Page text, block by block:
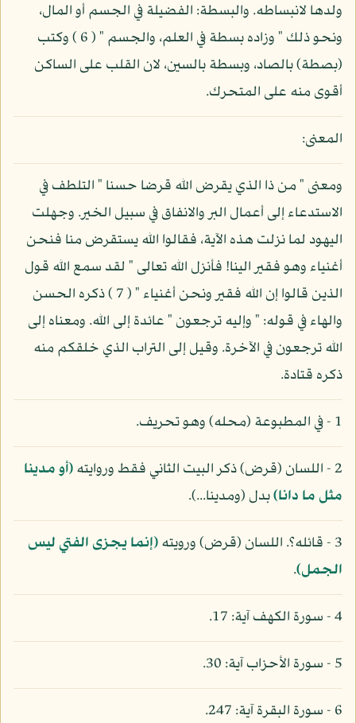
ولدها لانبساطه. والبسطة: الفضيلة في الجسم أو المال،
ونحو ذلك " وزاده بسطة في العلم، والجسم " ( 6 ) وكتب
(بصطة) بالصاد، وبسطة بالسين، لان القلب على الساكن
أقوى منه على المتحرك.
المعنى:
ومعنى " من ذا الذي يقرض الله قرضا حسنا " التلطف في
الاستدعاء إلى أعمال البر والانفاق في سبيل الخير. وجهلت
اليهود لما نزلت هذه الآية، فقالوا الله يستقرض منا فنحن
أغنياء وهو فقير الينا! فأنزل الله تعالى " لقد سمع الله قول
الذين قالوا إن الله فقير ونحن أغنياء " ( 7 ) ذكره الحسن
والهاء في قوله: " وإليه ترجعون " عائدة إلى الله. ومعناه إلى
الله ترجعون في الآخرة. وقيل إلى التراب الذي خلقكم منه
ذكره قتادة.
1 - في المطبوعة (محله) وهو تحريف.
2 - اللسان (قرض) ذكر البيت الثاني فقط وروايته
(أو مدينا
مثل ما دانا)بدل (ومدينا...).
3 - قائله؟. اللسان (قرض) ورويته
(إنما يجزى الفتي ليس
الجمل).
4 - سورة الكهف آية: 17.
5 - سورة الأحزاب آية: 30.
6 - سورة البقرة آية: 247.